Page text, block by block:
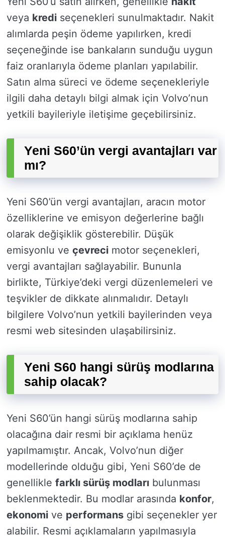
veya kredi seçenekleri sunulmaktadır. Nakit
alımlarda peşin ödeme yapılırken, kredi
seçeneğinde ise bankaların sunduğu uygun
faiz oranlarıyla ödeme planları yapılabilir.
Satın alma süreci ve ödeme seçenekleriyle
ilgili daha detaylı bilgi almak için Volvo’nun
yetkili bayileriyle iletişime geçebilirsiniz.
Yeni S60’ün vergi avantajları var
mı?
Yeni S60’ün vergi avantajları, aracın motor
özelliklerine ve emisyon değerlerine bağlı
olarak değişiklik gösterebilir. Düşük
emisyonlu ve çevreci motor seçenekleri,
vergi avantajları sağlayabilir. Bununla
birlikte, Türkiye’deki vergi düzenlemeleri ve
teşvikler de dikkate alınmalıdır. Detaylı
bilgilere Volvo’nun yetkili bayilerinden veya
resmi web sitesinden ulaşabilirsiniz.
Yeni S60 hangi sürüş modlarına
sahip olacak?
Yeni S60’ün hangi sürüş modlarına sahip
olacağına dair resmi bir açıklama henüz
yapılmamıştır. Ancak, Volvo’nun diğer
modellerinde olduğu gibi, Yeni S60’de de
genellikle farklı sürüş modları bulunması
beklenmektedir. Bu modlar arasında konfor,
ekonomi ve performans gibi seçenekler yer
alabilir. Resmi açıklamaların yapılmasıyla